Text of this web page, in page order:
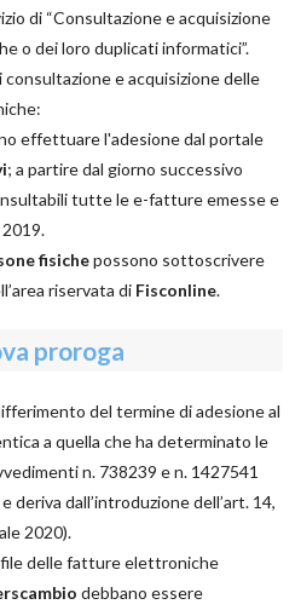
di “Consultazione e acquisizione
o dei loro duplicati informatici”.
consultazione e acquisizione delle
effettuare l'adesione dal portale
; a partire dal giorno successivo
tutte le e-fatture emesse e
fisichepossono sottoscrivere
riservata di Fisconline.
proroga
del termine di adesione al
a quella che ha determinato le
n. 738239 e n. 1427541
deriva dall’introduzione dell’art. 14,
2020).
file delle fatture elettroniche
debbano essere